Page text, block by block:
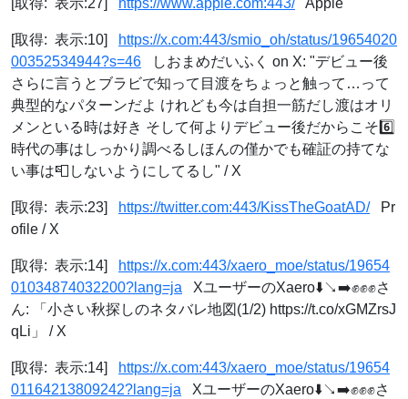
[取得: 表示:27] https://www.apple.com:443/Apple
[取得: 表示:10]
https://x.com:443/smio_oh/status/19654020
00352534944?s=46 しおまめだいふく on X: "デビュー後
さらに言うとブラビで知って目渡をちょっと触って…って
典型的なパターンだよ けれども今は自担一筋だし渡はオリ
メンといる時は好き そして何よりデビュー後だからこそ6️⃣
時代の事はしっかり調べるしほんの僅かでも確証の持てな
い事は📮しないようにしてるし" / X
[取得: 表示:23] https://twitter.com:443/KissTheGoatAD/Pr
ofile / X
[取得: 表示:14]
https://x.com:443/xaero_moe/status/19654
01034874032200?lang=ja XユーザーのXaero⬇️↘️➡️✊✊✊さ
ん: 「小さい秋探しのネタバレ地図(1/2) https://t.co/xGMZrsJ
qLi」 / X
[取得: 表示:14]
https://x.com:443/xaero_moe/status/19654
01164213809242?lang=ja XユーザーのXaero⬇️↘️➡️✊✊✊さ